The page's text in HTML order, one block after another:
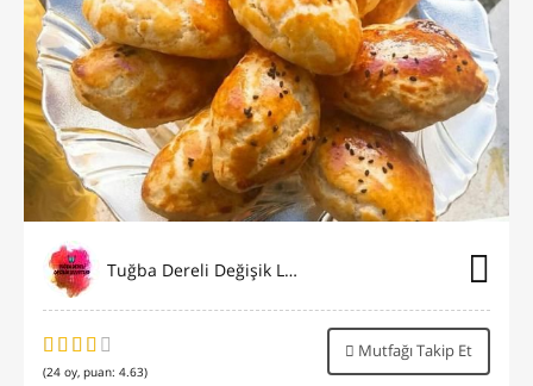
Tuğba Dereli Değişik Lezzetler
(24 oy, puan: 4.63)
Mutfağı Takip Et